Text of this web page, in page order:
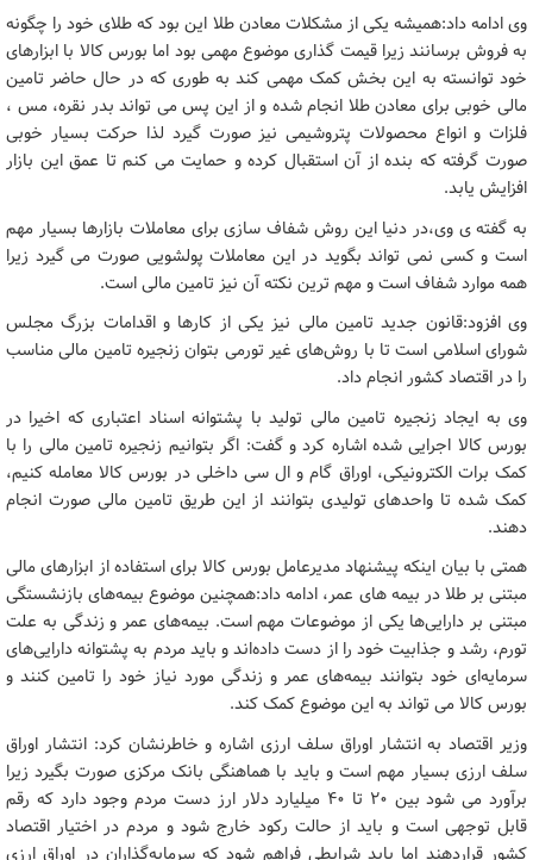
وی ادامه داد:همیشه یکی از مشکلات معادن طلا این بود که طلای خود را چگونه
به فروش برسانند زیرا قیمت گذاری موضوع مهمی بود اما بورس کالا با ابزارهای
خود توانسته به این بخش کمک مهمی کند به طوری که در حال حاضر تامین
مالی خوبی برای معادن طلا انجام شده و از این پس می تواند بدر نقره، مس ،
فلزات و انواع محصولات پتروشیمی نیز صورت گیرد لذا حرکت بسیار خوبی
صورت گرفته که بنده از آن استقبال کرده و حمایت می کنم تا عمق این بازار
افزایش یابد.
به گفته ی وی،در دنیا این روش شفاف سازی برای معاملات بازارها بسیار مهم
است و کسی نمی تواند بگوید در این معاملات پولشویی صورت می گیرد زیرا
همه موارد شفاف است و مهم ترین نکته آن نیز تامین مالی است.
وی افزود:قانون جدید تامین مالی نیز یکی از کارها و اقدامات بزرگ مجلس
شورای اسلامی است تا با روش‌های غیر تورمی بتوان زنجیره تامین مالی مناسب
را در اقتصاد کشور انجام داد.
وی به ایجاد زنجیره تامین مالی تولید با پشتوانه اسناد اعتباری که اخیرا در
بورس کالا اجرایی شده اشاره کرد و گفت: اگر بتوانیم زنجیره تامین مالی را با
کمک برات الکترونیکی، اوراق گام و ال سی داخلی در بورس کالا معامله کنیم،
کمک شده تا واحدهای تولیدی بتوانند از این طریق تامین مالی صورت انجام
دهند.
همتی با بیان اینکه پیشنهاد مدیرعامل بورس کالا برای استفاده از ابزارهای مالی
مبتنی بر طلا در بیمه های عمر، ادامه داد:همچنین موضوع بیمه‌های بازنشستگی
مبتنی بر دارایی‌ها یکی از موضوعات مهم است. بیمه‌های عمر و زندگی به علت
تورم، رشد و جذابیت خود را از دست داده‌اند و باید مردم به پشتوانه دارایی‌های
سرمایه‌ای خود بتوانند بیمه‌های عمر و زندگی مورد نیاز خود را تامین کنند و
بورس کالا می تواند به این موضوع کمک کند.
وزیر اقتصاد به انتشار اوراق سلف ارزی اشاره و خاطرنشان کرد: انتشار اوراق
سلف ارزی بسیار مهم است و باید با هماهنگی بانک مرکزی صورت بگیرد زیرا
برآورد می شود بین ۲۰ تا ۴۰ میلیارد دلار ارز دست مردم وجود دارد که رقم
قابل توجهی است و باید از حالت رکود خارج شود و مردم در اختیار اقتصاد
کشور قراردهند اما باید شرایطی فراهم شود که سرمایه‌گذاران در اوراق ارزی